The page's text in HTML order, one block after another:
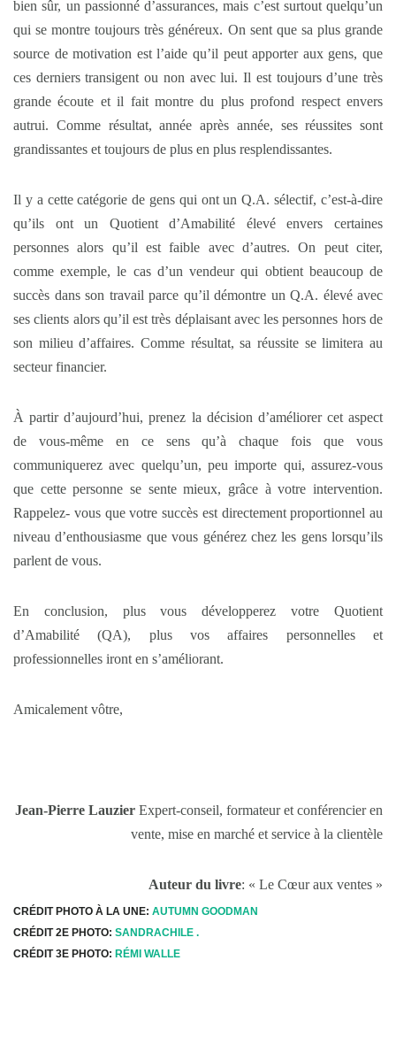
bien sûr, un passionné d’assurances, mais c’est surtout quelqu’un
qui se montre toujours très généreux. On sent que sa plus grande
source de motivation est l’aide qu’il peut apporter aux gens, que
ces derniers transigent ou non avec lui. Il est toujours d’une très
grande écoute et il fait montre du plus profond respect envers
autrui. Comme résultat, année après année, ses réussites sont
grandissantes et toujours de plus en plus resplendissantes.
Il y a cette catégorie de gens qui ont un Q.A. sélectif, c’est-à-dire
qu’ils ont un Quotient d’Amabilité élevé envers certaines
personnes alors qu’il est faible avec d’autres. On peut citer,
comme exemple, le cas d’un vendeur qui obtient beaucoup de
succès dans son travail parce qu’il démontre un Q.A. élevé avec
ses clients alors qu’il est très déplaisant avec les personnes hors de
son milieu d’affaires. Comme résultat, sa réussite se limitera au
secteur financier.
À partir d’aujourd’hui, prenez la décision d’améliorer cet aspect
de vous-même en ce sens qu’à chaque fois que vous
communiquerez avec quelqu’un, peu importe qui, assurez-vous
que cette personne se sente mieux, grâce à votre intervention.
Rappelez- vous que votre succès est directement proportionnel au
niveau d’enthousiasme que vous générez chez les gens lorsqu’ils
parlent de vous.
En conclusion, plus vous développerez votre Quotient
d’Amabilité (QA), plus vos affaires personnelles et
professionnelles iront en s’améliorant.
Amicalement vôtre,
Jean-Pierre Lauzier Expert-conseil, formateur et conférencier en
vente, mise en marché et service à la clientèle
Auteur du livre: « Le Cœur aux ventes »
CRÉDIT PHOTO À LA UNE: AUTUMN GOODMAN
CRÉDIT 2E PHOTO: SANDRACHILE .
CRÉDIT 3E PHOTO: RÉMI WALLE